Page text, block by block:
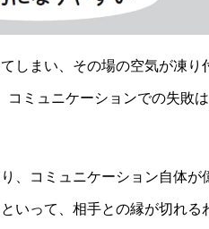
しまい、その場の空気が凍り
コミュニケーションでの失敗
、コミュニケーション自体が
いって、相手との縁が切れる